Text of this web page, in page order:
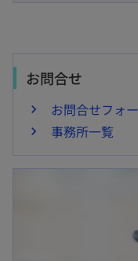
お問合せ
お問合せフォ
事務所一覧